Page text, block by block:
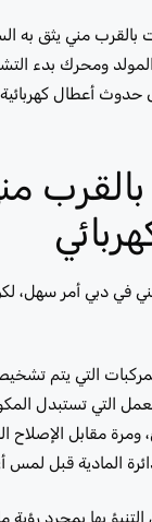
بالقرب مني يثق
حدوث أعطال
مني في دبي أمر
المركبات التي
التي تستبدل
ومرة ​​مقابل
المادية قبل
التنبؤ بها بمجرد